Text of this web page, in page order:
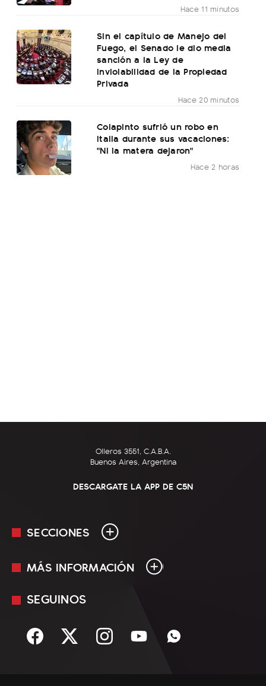
Hace 11 minutos
Sin el capítulo de Manejo del
Fuego, el Senado le dio media
sanción a la Ley de
Inviolabilidad de la Propiedad
Privada
Hace 20 minutos
Colapinto sufrió un robo en
Italia durante sus vacaciones:
"Ni la matera dejaron"
Hace 2 horas
Olleros 3551, C.A.B.A.
Buenos Aires, Argentina
DESCARGATE LA APP DE C5N
SECCIONES
En Vivo
Sociedad
MÁS INFORMACIÓN
Mediakit
Términos y condiciones
SEGUINOS